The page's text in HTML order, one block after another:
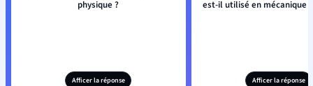
physique ?
Afficer la réponse
est-il utilisé en mécanique
Afficer la réponse